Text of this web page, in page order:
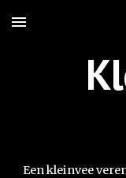
Skip to main content
Een kleinvee